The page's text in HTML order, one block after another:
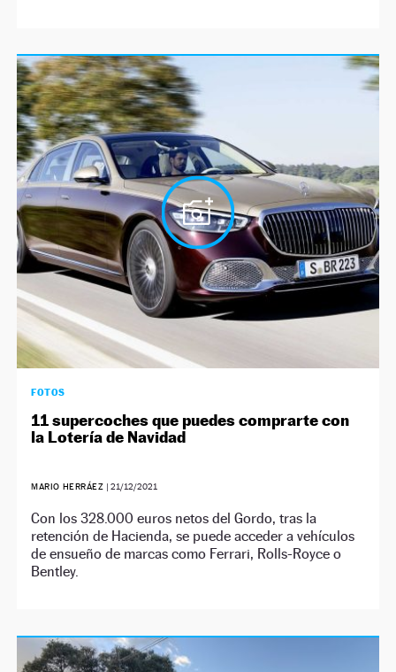
FOTOS
11 supercoches que puedes comprarte con
la Lotería de Navidad
MARIO HERRÁEZ | 21/12/2021
Con los 328.000 euros netos del Gordo, tras la
retención de Hacienda, se puede acceder a vehículos
de ensueño de marcas como Ferrari, Rolls-Royce o
Bentley.